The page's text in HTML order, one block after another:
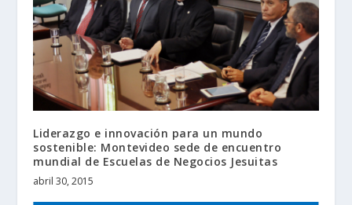
Liderazgo e innovación para un mundo
sostenible: Montevideo sede de encuentro
mundial de Escuelas de Negocios Jesuitas
abril 30, 2015